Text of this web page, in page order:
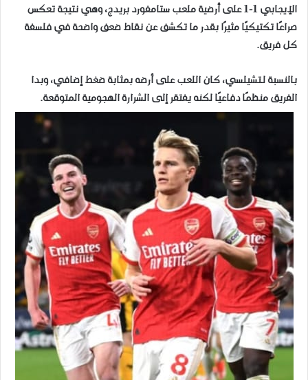
الإيجابي 1-1 على أرضية ملعب ستامفورد بريدج، وهي نتيجة تعكس
صراعًا تكتيكيًا مثيرًا بقدر ما تكشف عن نقاط ضعف واضحة في فلسفة
كل فريق.
بالنسبة لـتشيلسي، كان اللعب على أرضه بمثابة ضغط إضافي، وبدا
الفريق منظمًا دفاعيًا لكنه يفتقر إلى الشرارة الهجومية المتوقعة.